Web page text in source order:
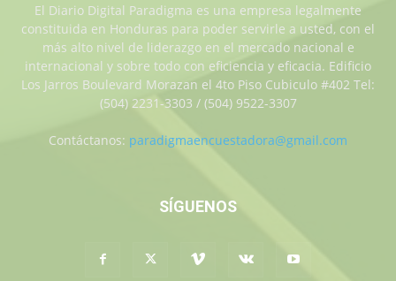
El Diario Digital Paradigma es una empresa legalmente
constituida en Honduras para poder servirle a usted, con el
más alto nivel de liderazgo en el mercado nacional e
internacional y sobre todo con eficiencia y eficacia. Edificio
Los Jarros Boulevard Morazan el 4to Piso Cubiculo #402 Tel:
(504) 2231-3303 / (504) 9522-3307
Contáctanos: paradigmaencuestadora@gmail.com
SÍGUENOS